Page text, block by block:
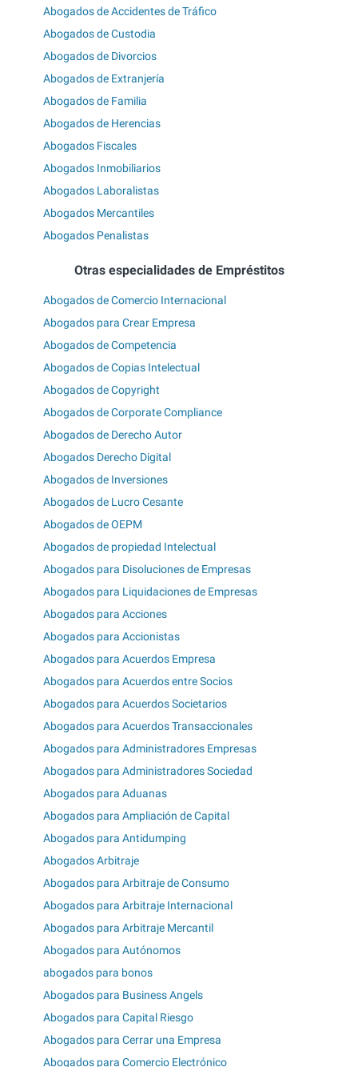
Abogados de Accidentes de Tráfico
Abogados de Custodia
Abogados de Divorcios
Abogados de Extranjería
Abogados de Familia
Abogados de Herencias
Abogados Fiscales
Abogados Inmobiliarios
Abogados Laboralistas
Abogados Mercantiles
Abogados Penalistas
Otras especialidades de Empréstitos
Abogados de Comercio Internacional
Abogados para Crear Empresa
Abogados de Competencia
Abogados de Copias Intelectual
Abogados de Copyright
Abogados de Corporate Compliance
Abogados de Derecho Autor
Abogados Derecho Digital
Abogados de Inversiones
Abogados de Lucro Cesante
Abogados de OEPM
Abogados de propiedad Intelectual
Abogados para Disoluciones de Empresas
Abogados para Liquidaciones de Empresas
Abogados para Acciones
Abogados para Accionistas
Abogados para Acuerdos Empresa
Abogados para Acuerdos entre Socios
Abogados para Acuerdos Societarios
Abogados para Acuerdos Transaccionales
Abogados para Administradores Empresas
Abogados para Administradores Sociedad
Abogados para Aduanas
Abogados para Ampliación de Capital
Abogados para Antidumping
Abogados Arbitraje
Abogados para Arbitraje de Consumo
Abogados para Arbitraje Internacional
Abogados para Arbitraje Mercantil
Abogados para Autónomos
abogados para bonos
Abogados para Business Angels
Abogados para Capital Riesgo
Abogados para Cerrar una Empresa
Abogados para Comercio Electrónico